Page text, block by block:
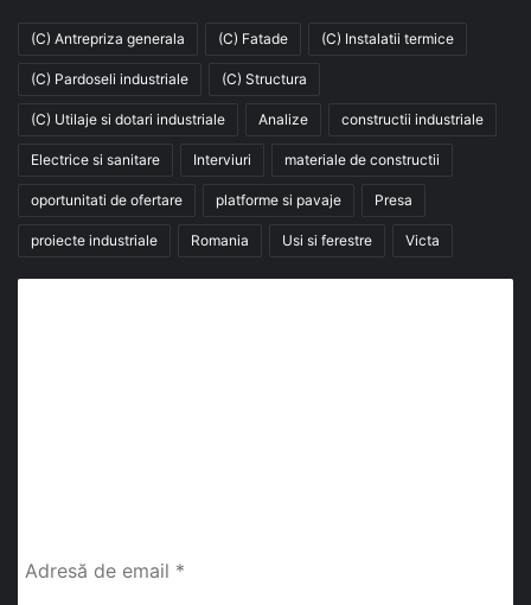
(C) Antrepriza generala (C) Fatade (C) Instalatii termice
(C) Pardoseli industriale (C) Structura
(C) Utilaje si dotari industriale Analize constructii industriale
Electrice si sanitare Interviuri materiale de constructii
oportunitati de ofertare platforme si pavaje Presa
proiecte industriale Romania Usi si ferestre Victa